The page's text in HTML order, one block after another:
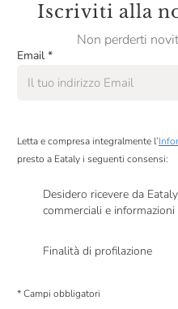
Iscriviti alla
Non perderti
Email *
Letta e compresa integralmente l’
presto a Eataly i seguenti consensi:
Desidero ricevere da
commerciali e
Finalità di profilazione
comunicazioni commerciali
* Campi obbligatori